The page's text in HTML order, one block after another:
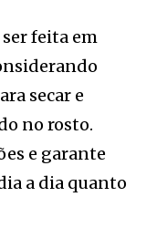
feita em
secar e
no rosto.
e garante
a dia quanto